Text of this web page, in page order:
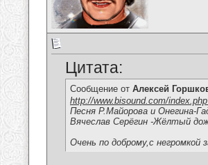
Цитата:
Сообщение от Алексей
http://www.bisound.com/
Песня Р.Майорова и Онегина-
Вячеслав Серёгин -Жёлтый
Очень по доброму,с